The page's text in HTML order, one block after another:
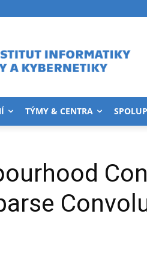
TÝMY & CENTRA